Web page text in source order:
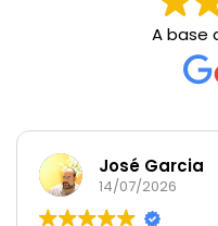
A base
José Garcia
14/07/2026